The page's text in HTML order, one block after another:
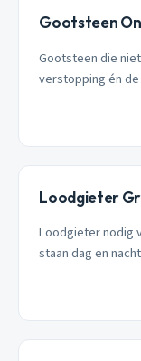
Gootsteen
Gootsteen die
verstopping én
Loodgieter
Loodgieter nodig
staan dag en